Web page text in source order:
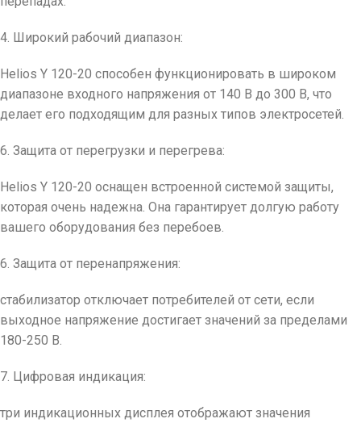
4. Широкий рабочий диапазон:
Helios Y 120-20 способен функционировать в широком
диапазоне входного напряжения от 140 В до 300 В, что
делает его подходящим для разных типов электросетей.
6. Защита от перегрузки и перегрева:
Helios Y 120-20 оснащен встроенной системой защиты,
которая очень надежна. Она гарантирует долгую работу
вашего оборудования без перебоев.
6. Защита от перенапряжения:
стабилизатор отключает потребителей от сети, если
выходное напряжение достигает значений за пределами
180-250 В.
7. Цифровая индикация:
три индикационных дисплея отображают значения